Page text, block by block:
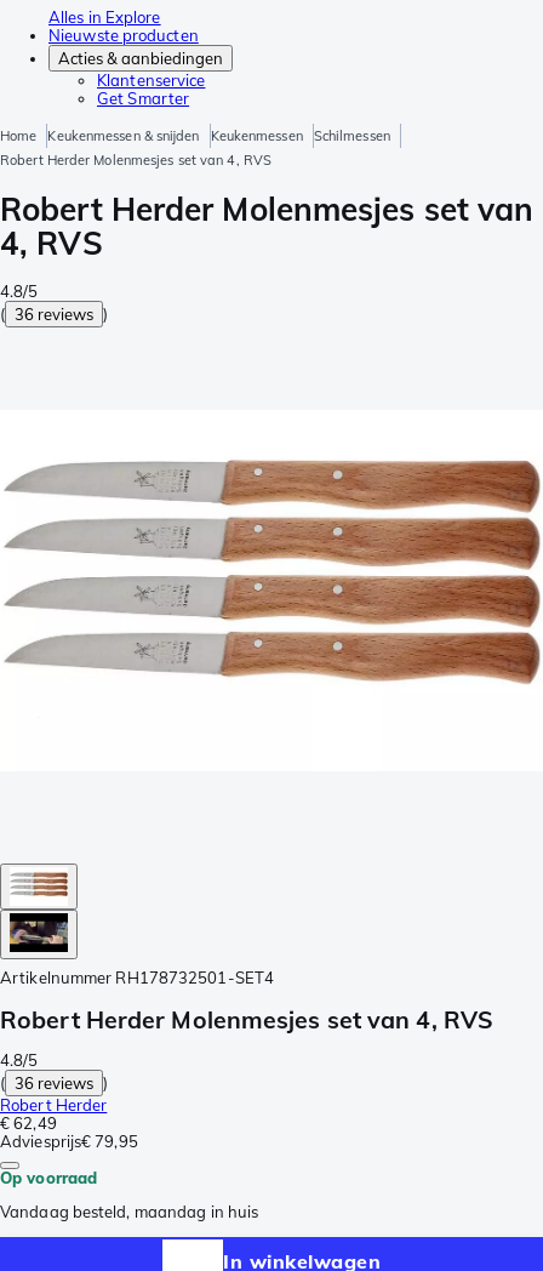
Alles in Explore
Nieuwste producten
Acties & aanbiedingen
Klantenservice
Get Smarter
Home Keukenmessen & snijden Keukenmessen
Schilmessen
Robert Herder Molenmesjes set van 4, RVS
Robert Herder Molenmesjes set van
4, RVS
4.8/5
( 36 reviews )
Artikelnummer RH178732501-SET4
Robert Herder Molenmesjes set van 4, RVS
4.8/5
( 36 reviews )
Robert Herder
€ 62,49
Adviesprijs€ 79,95
Op voorraad
Vandaag besteld, maandag in huis
In winkelwagen